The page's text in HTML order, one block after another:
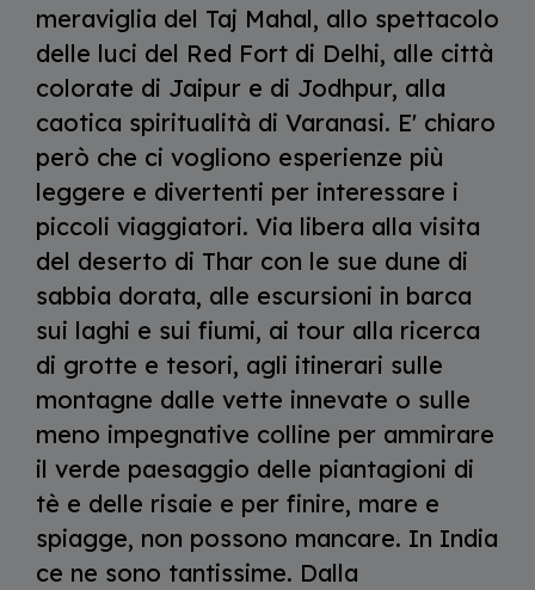
meraviglia del Taj Mahal, allo spettacolo
delle luci del Red Fort di Delhi, alle città
colorate di Jaipur e di Jodhpur, alla
caotica spiritualità di Varanasi. E' chiaro
però che ci vogliono esperienze più
leggere e divertenti per interessare i
piccoli viaggiatori. Via libera alla visita
del deserto di Thar con le sue dune di
sabbia dorata, alle escursioni in barca
sui laghi e sui fiumi, ai tour alla ricerca
di grotte e tesori, agli itinerari sulle
montagne dalle vette innevate o sulle
meno impegnative colline per ammirare
il verde paesaggio delle piantagioni di
tè e delle risaie e per finire, mare e
spiagge, non possono mancare. In India
ce ne sono tantissime. Dalla